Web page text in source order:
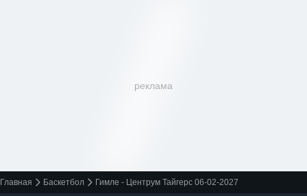
реклама
Главная Баскетбол Гимле - Центрум Тайгерс 06-02-2027